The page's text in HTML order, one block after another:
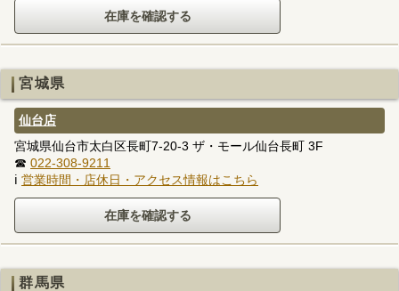
宮城県
仙台店
宮城県仙台市太白区長町7-20-3 ザ・モール仙台長町 3F
☎ 022-308-9211
ℹ 営業時間・店休日・アクセス情報はこちら
群馬県